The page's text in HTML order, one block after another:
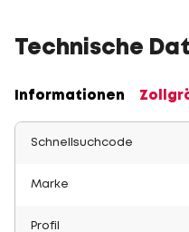
Technische
Informationen
Schnellsuchcode
Marke
Profil